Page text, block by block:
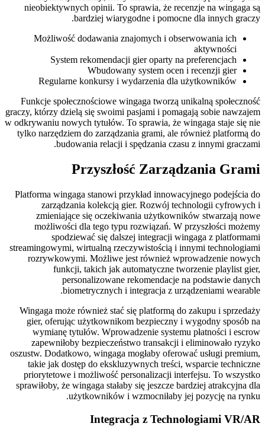
nieobiektywnych opinii. To sprawia, że recenzje na wingaga są
bardziej wiarygodne i pomocne dla innych graczy.
Możliwość dodawania znajomych i obserwowania ich
aktywności
System rekomendacji gier oparty na preferencjach
Wbudowany system ocen i recenzji gier
Regularne konkursy i wydarzenia dla użytkowników
Funkcje społecznościowe wingaga tworzą unikalną społeczność
graczy, którzy dzielą się swoimi pasjami i pomagają sobie nawzajem
w odkrywaniu nowych tytułów. To sprawia, że wingaga staje się nie
tylko narzędziem do zarządzania grami, ale również platformą do
budowania relacji i spędzania czasu z innymi graczami.
Przyszłość Zarządzania Grami
Platforma wingaga stanowi przykład innowacyjnego podejścia do
zarządzania kolekcją gier. Rozwój technologii cyfrowych i
zmieniające się oczekiwania użytkowników stwarzają nowe
możliwości dla tego typu rozwiązań. W przyszłości możemy
spodziewać się dalszej integracji wingaga z platformami
streamingowymi, wirtualną rzeczywistością i innymi technologiami
rozrywkowymi. Możliwe jest również wprowadzenie nowych
funkcji, takich jak automatyczne tworzenie playlist gier,
personalizowane rekomendacje na podstawie danych
biometrycznych i integracja z urządzeniami wearable.
Wingaga może również stać się platformą do zakupu i sprzedaży
gier, oferując użytkownikom bezpieczny i wygodny sposób na
wymianę tytułów. Wprowadzenie systemu płatności i escrow
zapewniłoby bezpieczeństwo transakcji i eliminowało ryzyko
oszustw. Dodatkowo, wingaga mogłaby oferować usługi premium,
takie jak dostęp do ekskluzywnych treści, wsparcie techniczne
priorytetowe i możliwość personalizacji interfejsu. To wszystko
sprawiłoby, że wingaga stałaby się jeszcze bardziej atrakcyjna dla
użytkowników i wzmocniłaby jej pozycję na rynku.
Integracja z Technologiami VR/AR